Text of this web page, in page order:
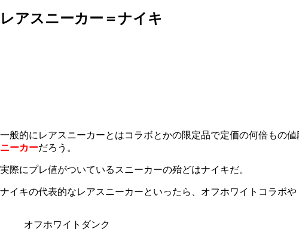
レアスニーカー＝ナイキ
一般的にレアスニーカーとはコラボとかの限定品で定価の何倍もの
ニーカーだろう。
実際にプレ値がついているスニーカーの殆どはナイキだ。
ナイキの代表的なレアスニーカーといったら、オフホワイトコラボ
オフホワイトダンク